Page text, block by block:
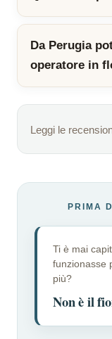
Da Perugia
operatore in
Leggi le
PRIMA
Ti è mai
funzionasse
più?
Non è il